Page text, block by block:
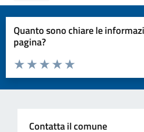
Quanto sono chiare le
pagina?
Valuta da 1 a 5 stelle la pagina
Valuta 5 stelle su 5
Valuta 4 stelle su 5
Valuta 3 stelle su 5
Valuta 2 stelle su 5
Valuta 1 stelle su 5
Contatta il comune